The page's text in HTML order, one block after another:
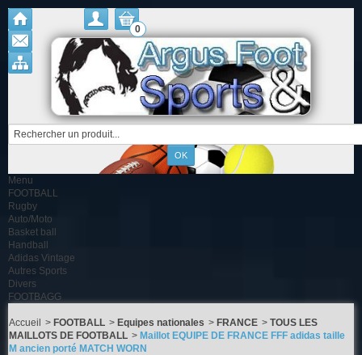
0
Menu
FOOTBALL
Rugby
Auto/Moto
Basket ball
Handball
Adidas Vintage
Autres Sports
Divers
FOOTBAGG
Accueil > FOOTBALL > Equipes nationales > FRANCE > TOUS LES
MAILLOTS DE FOOTBALL > Maillot EQUIPE DE FRANCE FFF adidas taille
M ancien porté MATCH WORN